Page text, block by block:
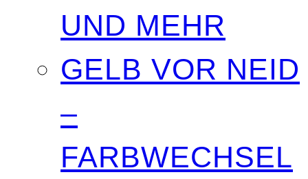
UND MEHR
GELB VOR NEID
–
FARBWECHSEL